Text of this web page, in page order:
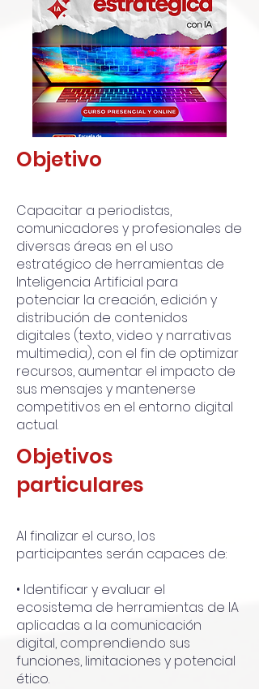
Objetivo
Capacitar a periodistas,
comunicadores y profesionales de
diversas áreas en el uso
estratégico de herramientas de
Inteligencia Artificial para
potenciar la creación, edición y
distribución de contenidos
digitales (texto, video y narrativas
multimedia), con el fin de optimizar
recursos, aumentar el impacto de
sus mensajes y mantenerse
competitivos en el entorno digital
actual.
Objetivos
particulares
Al finalizar el curso, los
participantes serán capaces de:
• Identificar y evaluar el
ecosistema de herramientas de IA
aplicadas a la comunicación
digital, comprendiendo sus
funciones, limitaciones y potencial
ético.